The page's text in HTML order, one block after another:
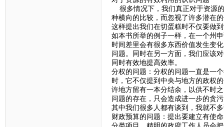
很多情况下，我们真正对于资源
种横向的比较，而忽视了许多潜在
这样提出我们在切蛋糕时不仅要做
如本书所举的例子一样，在一个州
时间差里会有很多东西价值发生变
问题。同时在另一方面，我们应该
同时有效地提高效率。
分权的问题：分权的问题一直是一
时，它不仅提到中央与地方的政权
许地方留有一本分结余，以供不时
问题的存在，只会造成进一步的贪
其中我们很多人都有谈到，我就不
财政预算的问题：提出要建立有使